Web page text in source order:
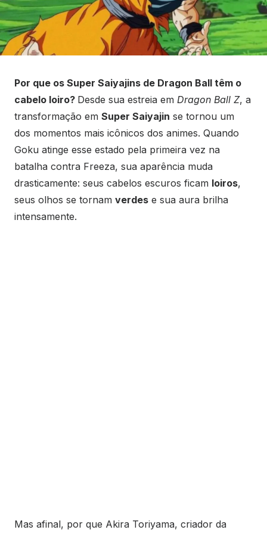
Por que os Super Saiyajins de Dragon Ball têm o
cabelo loiro? Desde sua estreia em Dragon Ball Z, a
transformação em Super Saiyajin se tornou um
dos momentos mais icônicos dos animes. Quando
Goku atinge esse estado pela primeira vez na
batalha contra Freeza, sua aparência muda
drasticamente: seus cabelos escuros ficam loiros,
seus olhos se tornam verdes e sua aura brilha
intensamente.
Mas afinal, por que Akira Toriyama, criador da